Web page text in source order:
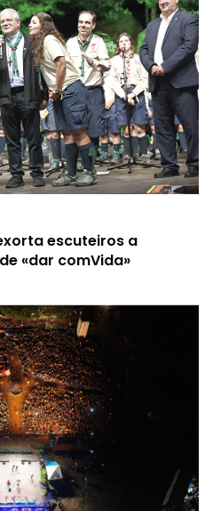
escuteiros a
«dar comVida»